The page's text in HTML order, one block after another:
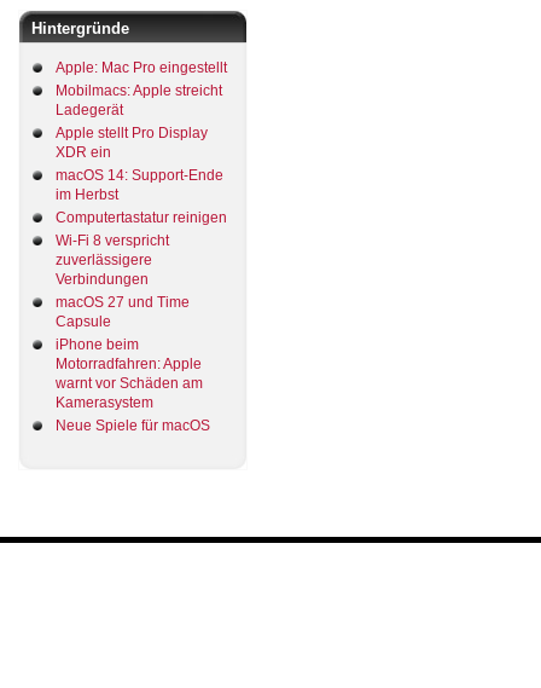
Hintergründe
Apple: Mac Pro eingestellt
Mobilmacs: Apple streicht
Ladegerät
Apple stellt Pro Display
XDR ein
macOS 14: Support-Ende
im Herbst
Computertastatur reinigen
Wi-Fi 8 verspricht
zuverlässigere
Verbindungen
macOS 27 und Time
Capsule
iPhone beim
Motorradfahren: Apple
warnt vor Schäden am
Kamerasystem
Neue Spiele für macOS